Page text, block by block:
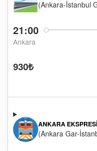
21:00
Ankara
(Ankara-İstanbul
930₺
ANKARA EKSPRESI
(Ankara Gar-